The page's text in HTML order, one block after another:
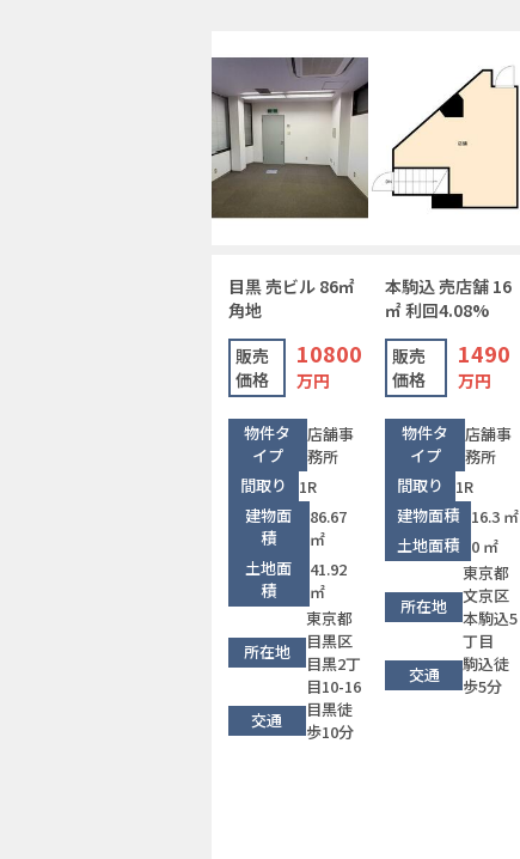
目黒 売ビル 86㎡
角地
販売
価格
10800
万円
物件タ
イプ
店舗事
務所
間取り
1R
建物面
積
86.67
㎡
土地面
積
41.92
㎡
所在地
東京都
目黒区
目黒2丁
目10-16
交通
目黒徒
歩10分
本駒込 売店舗 16
㎡ 利回4.08%
販売
価格
1490
万円
物件タ
イプ
店舗事
務所
間取り
1R
建物面積 16.3 ㎡
土地面積 0 ㎡
所在地
東京都
文京区
本駒込5
丁目
交通
駒込徒
歩5分